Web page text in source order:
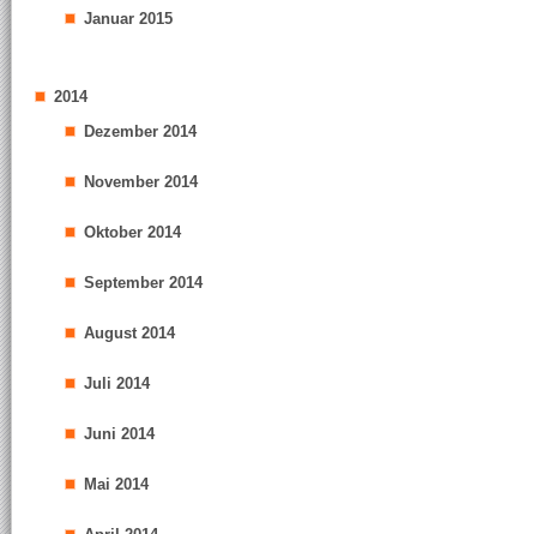
Januar 2015
2014
Dezember 2014
November 2014
Oktober 2014
September 2014
August 2014
Juli 2014
Juni 2014
Mai 2014